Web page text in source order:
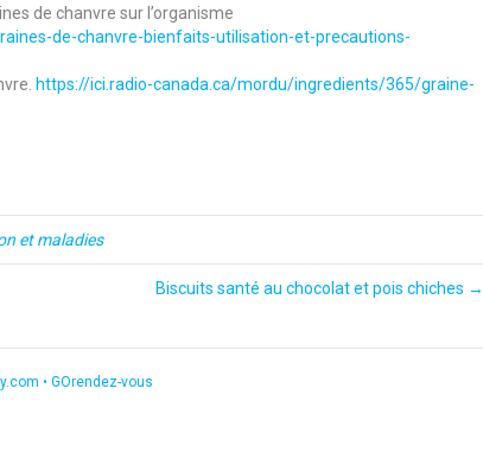
de chanvre sur l’organisme
de-chanvre-bienfaits-utilisation-et-precautions-
https://ici.radio-canada.ca/mordu/ingredients/365/graine-
et maladies
Biscuits santé au chocolat et pois chiches →
• GOrendez-vous